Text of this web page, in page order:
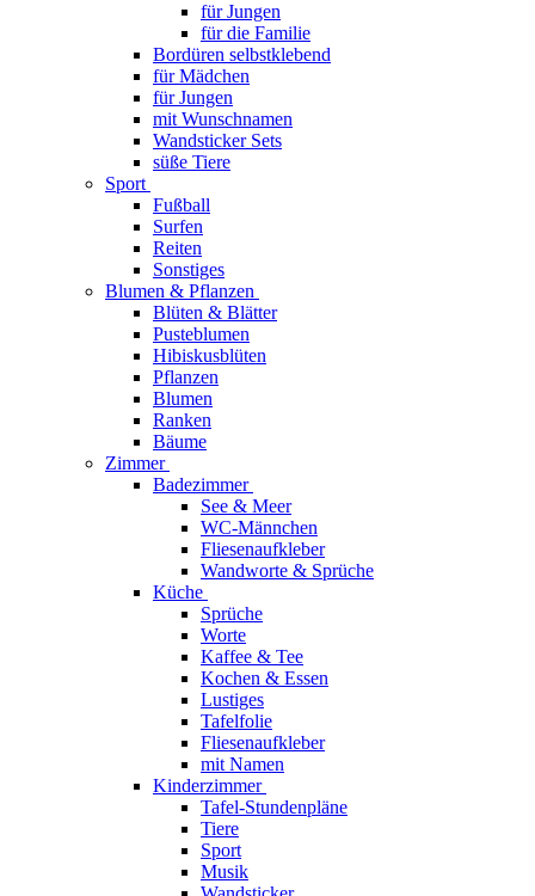
für Jungen
für die Familie
Bordüren selbstklebend
für Mädchen
für Jungen
mit Wunschnamen
Wandsticker Sets
süße Tiere
Sport
Fußball
Surfen
Reiten
Sonstiges
Blumen & Pflanzen
Blüten & Blätter
Pusteblumen
Hibiskusblüten
Pflanzen
Blumen
Ranken
Bäume
Zimmer
Badezimmer
See & Meer
WC-Männchen
Fliesenaufkleber
Wandworte & Sprüche
Küche
Sprüche
Worte
Kaffee & Tee
Kochen & Essen
Lustiges
Tafelfolie
Fliesenaufkleber
mit Namen
Kinderzimmer
Tafel-Stundenpläne
Tiere
Sport
Musik